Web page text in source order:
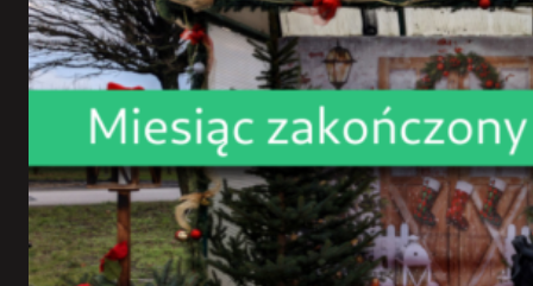
2025